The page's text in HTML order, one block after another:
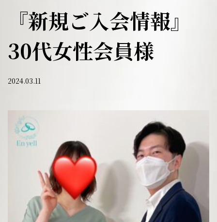
HOME
ご成婚までの流れ
サービス比較
『新規ご入会情報』
30代女性会員様
2024.03.11